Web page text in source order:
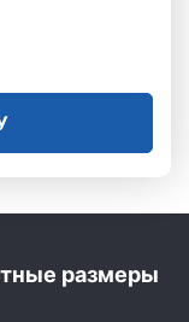
размеры